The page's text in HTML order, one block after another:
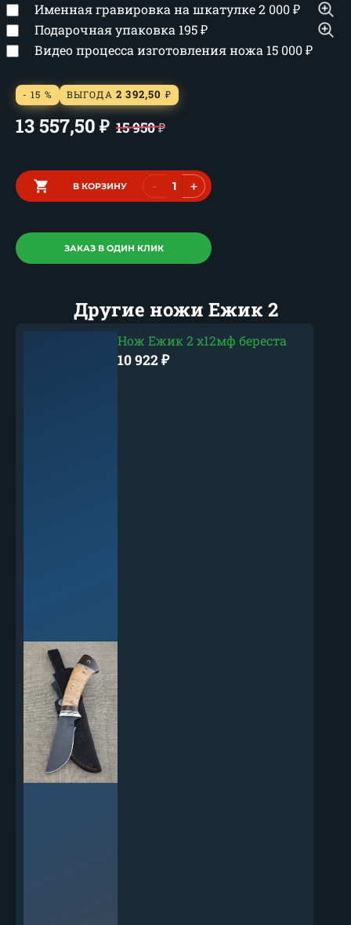
Именная гравировка на шкатулке2 000₽
Подарочная упаковка 195₽
Видео процесса изготовления ножа 15 000₽
- 15 % ВЫГОДА 2 392,50 ₽
13 557,50 ₽ 15 950₽
В КОРЗИНУ - +
ЗАКАЗ В ОДИН КЛИК
Другие ножи Ежик 2
Нож Ежик 2 х12мф береста
10 922₽